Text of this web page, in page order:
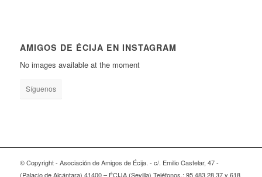
AMIGOS DE ÉCIJA EN INSTAGRAM
No images available at the moment
Síguenos
© Copyright - Asociación de Amigos de Écija. - c/. Emilio Castelar, 47 -
(Palacio de Alcántara) 41400 – ÉCIJA (Sevilla) Teléfonos.: 95 483 28 37 y 618